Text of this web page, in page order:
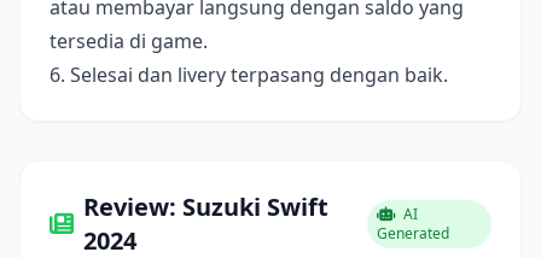
atau membayar langsung dengan saldo yang
tersedia di game.
6. Selesai dan livery terpasang dengan baik.
Review: Suzuki Swift
2024
AI
Generated